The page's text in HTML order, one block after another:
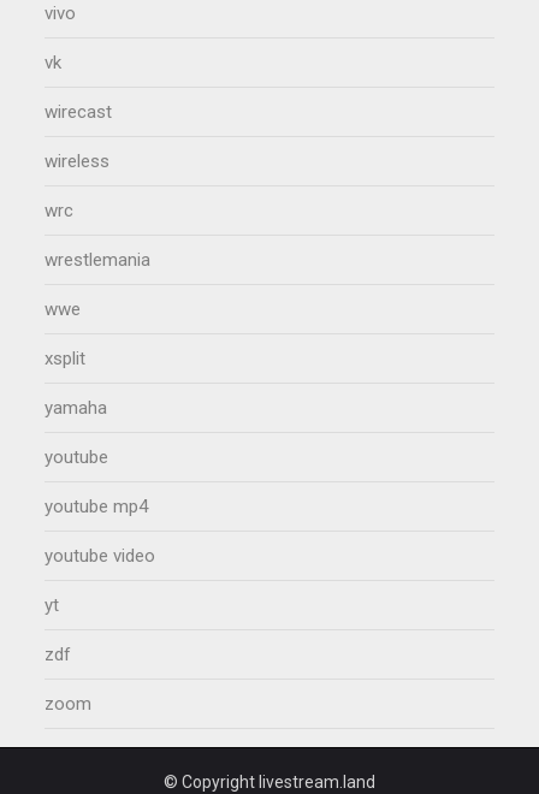
vivo
vk
wirecast
wireless
wrc
wrestlemania
wwe
xsplit
yamaha
youtube
youtube mp4
youtube video
yt
zdf
zoom
© Copyright livestream.land